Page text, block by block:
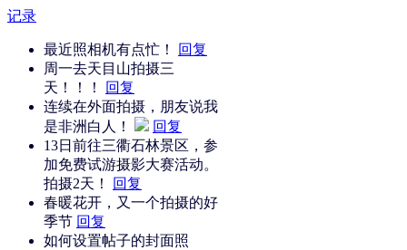
记录
最近照相机有点忙！
回复
周一去天目山拍摄三
天！！！
回复
连续在外面拍摄，朋友说我
是非洲白人！
回复
13日前往三衢石林景区，参
加免费试游摄影大赛活动。
拍摄2天！
回复
春暖花开，又一个拍摄的好
季节 回复
如何设置帖子的封面照